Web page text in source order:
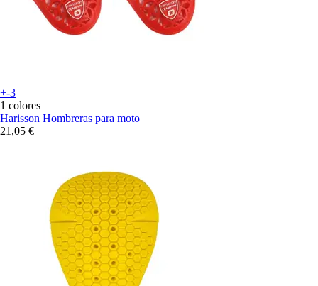
+-3
1 colores
Harisson Hombreras para moto
21,05 €